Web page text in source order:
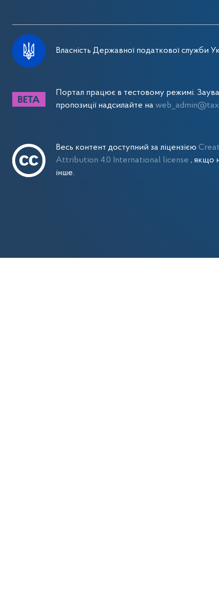
Власність Державної податкової служби
Портал працює в тестовому режимі.
пропозиції надсилайте на
Весь контент доступний за ліцензією
Attribution 4.0 International license, якщо
інше.